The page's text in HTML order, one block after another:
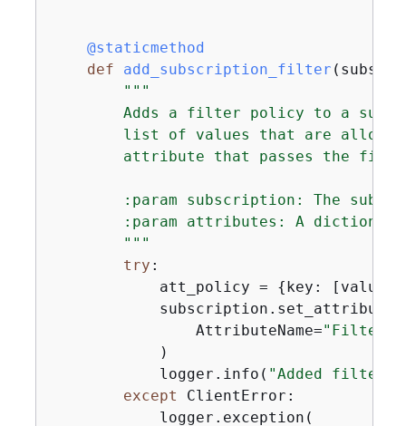
    @staticmethod
def
add_subscription_filter (
"""
Adds a filter policy to a
list of values that are
attribute that passes the
:param subscription: The
:param attributes: A
        """
try :
            att_policy =
{key: [value]
                AttributeName=
            )
            logger.info(
"Added filter
except ClientError:
            logger.exception(